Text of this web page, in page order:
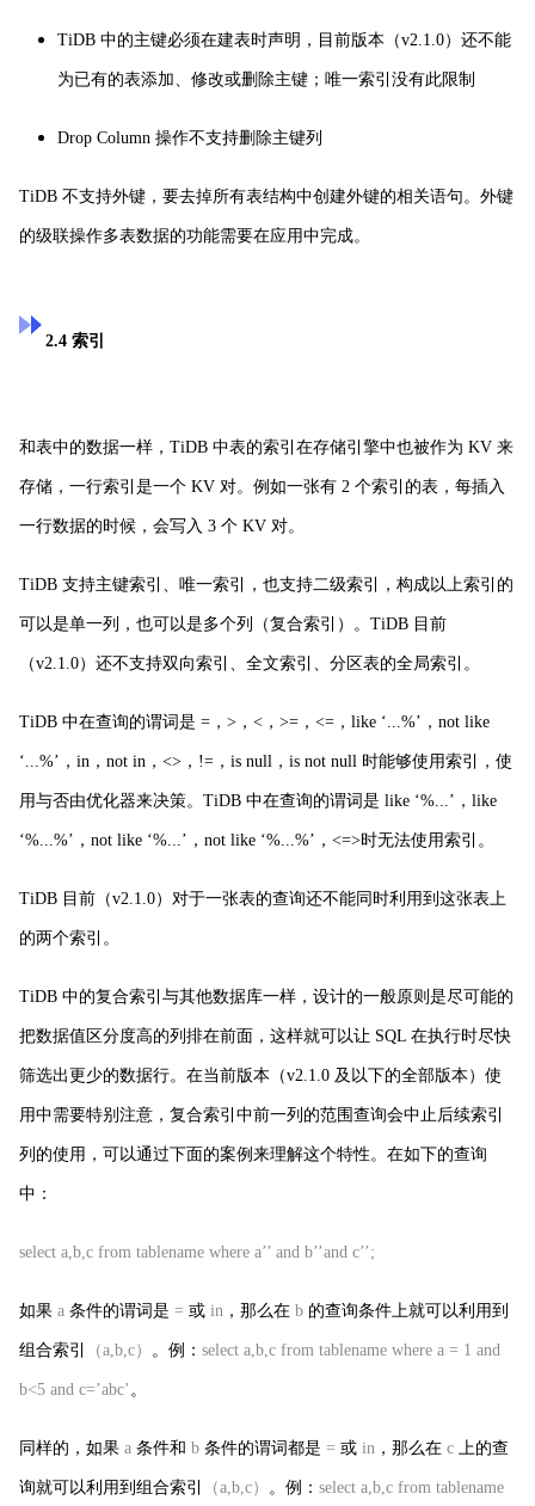
TiDB 中的主键必须在建表时声明，目前版本（v2.1.0）还不能
为已有的表添加、修改或删除主键；唯一索引没有此限制
Drop Column 操作不支持删除主键列
TiDB 不支持外键，要去掉所有表结构中创建外键的相关语句。外键
的级联操作多表数据的功能需要在应用中完成。
2.4 索引
和表中的数据一样，TiDB 中表的索引在存储引擎中也被作为 KV 来
存储，一行索引是一个 KV 对。例如一张有 2 个索引的表，每插入
一行数据的时候，会写入 3 个 KV 对。
TiDB 支持主键索引、唯一索引，也支持二级索引，构成以上索引的
可以是单一列，也可以是多个列（复合索引）。TiDB 目前
（v2.1.0）还不支持双向索引、全文索引、分区表的全局索引。
TiDB 中在查询的谓词是 =，>，<，>=，<=，like ‘...%’，not like
‘...%’，in，not in，<>，!=，is null，is not null 时能够使用索引，使
用与否由优化器来决策。TiDB 中在查询的谓词是 like ‘%...’，like
‘%...%’，not like ‘%...’，not like ‘%...%’，<=>时无法使用索引。
TiDB 目前（v2.1.0）对于一张表的查询还不能同时利用到这张表上
的两个索引。
TiDB 中的复合索引与其他数据库一样，设计的一般原则是尽可能的
把数据值区分度高的列排在前面，这样就可以让 SQL 在执行时尽快
筛选出更少的数据行。在当前版本（v2.1.0 及以下的全部版本）使
用中需要特别注意，复合索引中前一列的范围查询会中止后续索引
列的使用，可以通过下面的案例来理解这个特性。在如下的查询
中：
select a,b,c from tablename where a’’ and b’’and c’’;
如果 a 条件的谓词是 = 或 in ，那么在 b 的查询条件上就可以利用到
组合索引 （a,b,c） 。例： select a,b,c from tablename where a = 1 and
b<5 and c=’abc’ 。
同样的，如果 a 条件和 b 条件的谓词都是 = 或 in ，那么在 c 上的查
询就可以利用到组合索引 （a,b,c） 。例： select a,b,c from tablename